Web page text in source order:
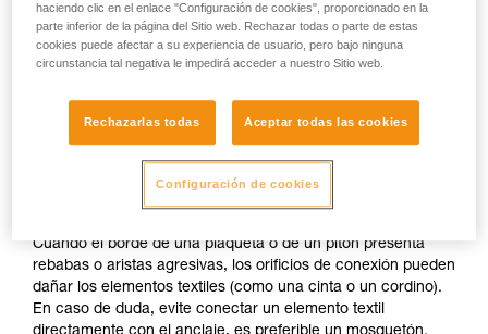
Rebabas y aristas agresivas
Cuando el borde de una plaqueta o de un pitón presenta
rebabas o aristas agresivas, los orificios de conexión pueden
dañar los elementos textiles (como una cinta o un cordino).
En caso de duda, evite conectar un elemento textil
haciendo clic en el enlace "Configuración de cookies", proporcionado en la
parte inferior de la página del Sitio web. Rechazar todas o parte de estas
cookies puede afectar a su experiencia de usuario, pero bajo ninguna
circunstancia tal negativa le impedirá acceder a nuestro Sitio web.
Rechazarlas todas Aceptar todas las cookies
Configuración de cookies